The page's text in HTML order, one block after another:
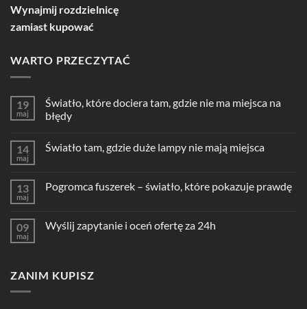
Wynajmij rozdzielnicę
zamiast kupować
WARTO PRZECZYTAĆ
19
maj
Światło, które dociera tam, gdzie nie ma miejsca na
błędy
14
maj
Światło tam, gdzie duże lampy nie mają miejsca
13
maj
Pogromca fuszerek – światło, które pokazuje prawdę
09
maj
Wyślij zapytanie i oceń ofertę za 24h
ZANIM KUPISZ